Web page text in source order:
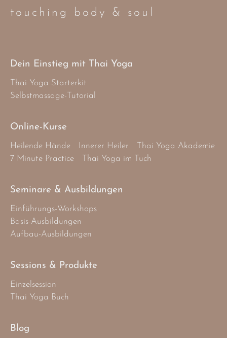
touching body & soul
Dein Einstieg mit Thai Yoga
Thai Yoga Starterkit
Selbstmassage-Tutorial
Online-Kurse
Heilende Hände Innerer Heiler
Thai Yoga Akademie
7 Minute Practice
Thai Yoga im Tuch
Seminare & Ausbildungen
Einführungs-Workshops
Basis-Ausbildungen
Aufbau-Ausbildungen
Sessions & Produkte
Einzelsession
Thai Yoga Buch
Blog